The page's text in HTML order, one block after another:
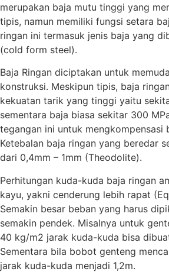
merupakan baja mutu tinggi yang
tipis, namun memiliki fungsi setara
ringan ini termasuk jenis baja yang
(cold form steel).
Baja Ringan diciptakan untuk
konstruksi. Meskipun tipis, baja
kekuatan tarik yang tinggi yaitu
sementara baja biasa sekitar 300
tegangan ini untuk mengkompensasi
Ketebalan baja ringan yang beredar
dari 0,4mm – 1mm (Theodolite).
Perhitungan kuda-kuda baja ringan
kayu, yakni cenderung lebih rapat
Semakin besar beban yang harus
semakin pendek. Misalnya untuk
40 kg/m2 jarak kuda-kuda bisa
Sementara bila bobot genteng
jarak kuda-kuda menjadi 1,2m.